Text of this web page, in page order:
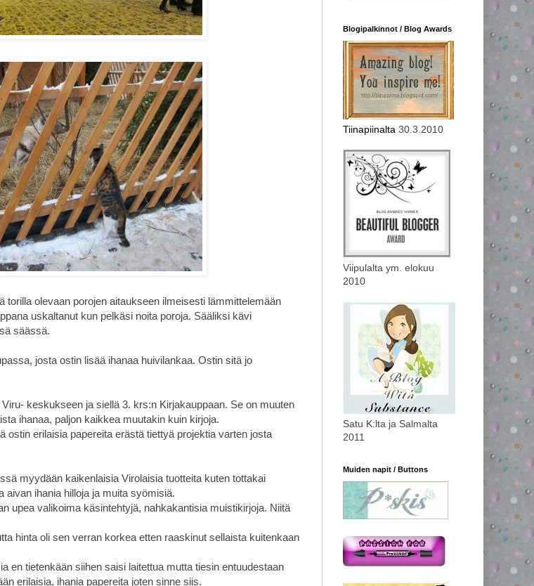
torilla olevaan porojen aitaukseen ilmeisesti lämmittelemään
uskaltanut kun pelkäsi noita poroja. Sääliksi kävi
säässä.
josta ostin lisää ihanaa huivilankaa. Ostin sitä jo
keskukseen ja siellä 3. krs:n Kirjakauppaan. Se on muuten
ihanaa, paljon kaikkea muutakin kuin kirjoja.
ostin erilaisia papereita erästä tiettyä projektia varten josta
myydään kaikenlaisia Virolaisia tuotteita kuten tottakai
aivan ihania hilloja ja muita syömisiä.
upea valikoima käsintehtyjä, nahkakantisia muistikirjoja. Niitä
hinta oli sen verran korkea etten raaskinut sellaista kuitenkaan
en tietenkään siihen saisi laitettua mutta tiesin entuudestaan
erilaisia, ihania papereita joten sinne siis.
Blogipalkinnot / Blog Awards
Tiinapiinalta 30.3.2010
Viipulalta ym. elokuu
2010
Satu K:lta ja Salmalta
2011
Muiden napit / Buttons